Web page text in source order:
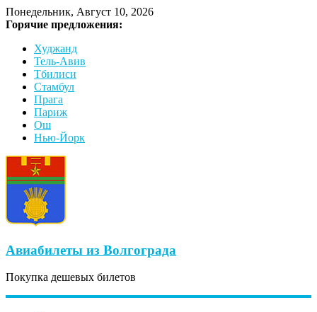
Понедельник, Август 10, 2026
Горячие предложения:
Худжанд
Тель-Авив
Тбилиси
Стамбул
Прага
Париж
Ош
Нью-Йорк
Авиабилеты из Волгограда
Покупка дешевых билетов